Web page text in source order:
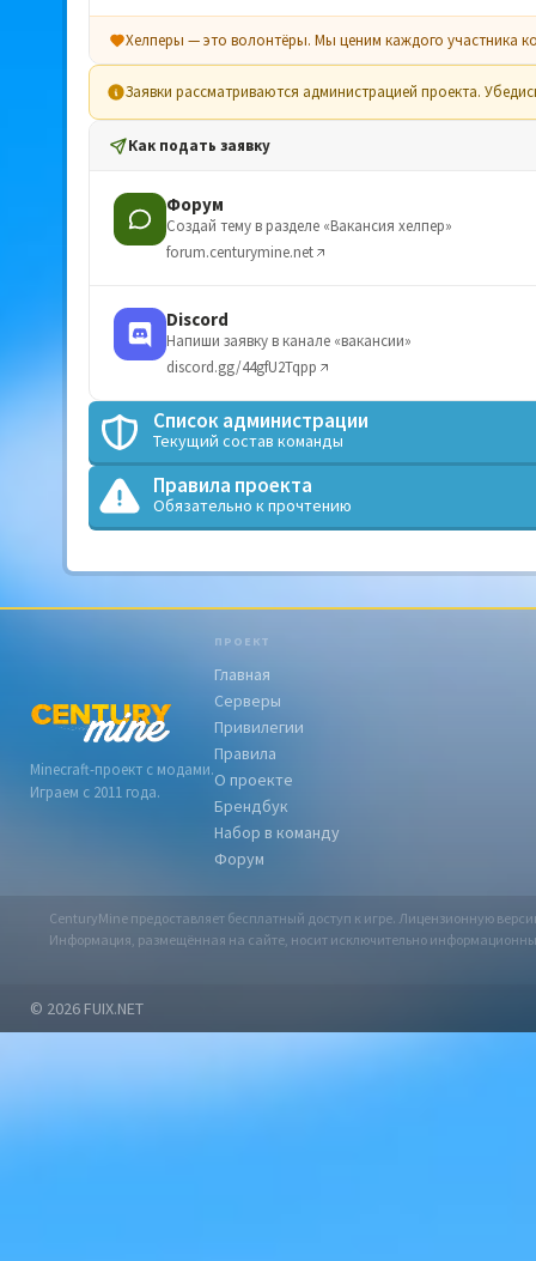
Хелперы — это волонтёры. Мы ценим каждого участника
Заявки рассматриваются администрацией проекта.
Как подать заявку
Форум
Создай тему в разделе «Вакансия хелпер»
forum.centurymine.net
Discord
Напиши заявку в канале «вакансии»
discord.gg/44gfU2Tqpp
Список администрации
Текущий состав команды
Правила проекта
Обязательно к прочтению
Minecraft-проект с модами.
Играем с 2011 года.
ПРОЕКТ
Главная
Серверы
Привилегии
Правила
О проекте
Брендбук
Набор в команду
Форум
CenturyMine предоставляет бесплатный доступ к игре. Лицензионную
Информация, размещённая на сайте, носит исключительно
© 2026 FUIX.NET